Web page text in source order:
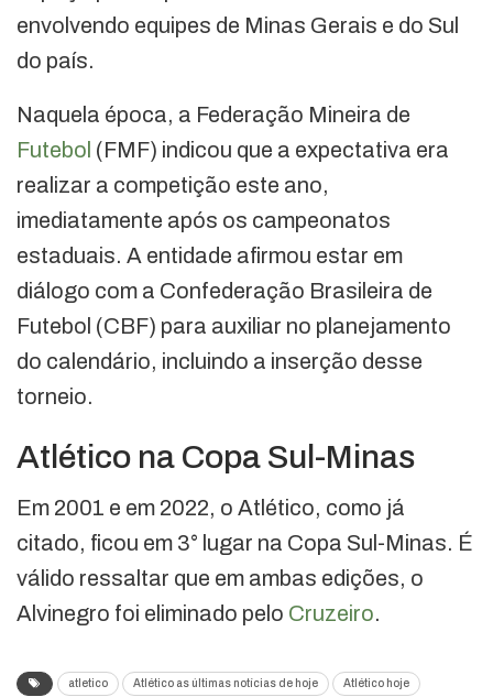
envolvendo equipes de Minas Gerais e do Sul
do país.
Naquela época, a Federação Mineira de
Futebol (FMF) indicou que a expectativa era
realizar a competição este ano,
imediatamente após os campeonatos
estaduais. A entidade afirmou estar em
diálogo com a Confederação Brasileira de
Futebol (CBF) para auxiliar no planejamento
do calendário, incluindo a inserção desse
torneio.
Atlético na Copa Sul-Minas
Em 2001 e em 2022, o Atlético, como já
citado, ficou em 3° lugar na Copa Sul-Minas. É
válido ressaltar que em ambas edições, o
Alvinegro foi eliminado pelo Cruzeiro.
atletico Atlético as últimas notícias de hoje Atlético hoje